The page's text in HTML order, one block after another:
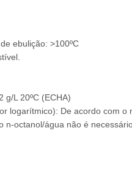
ebulição: >100ºC
g/L 20ºC (ECHA)
logarítmico): De acordo com o
n-octanol/água não é